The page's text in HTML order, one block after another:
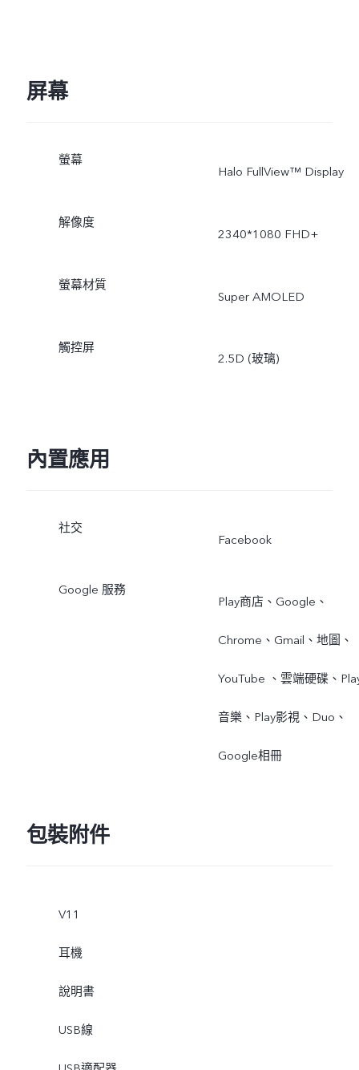
屏幕
螢幕
Halo FullView™ Display
解像度
2340*1080 FHD+
螢幕材質
Super AMOLED
觸控屏
2.5D (玻璃)
內置應用
社交
Facebook
Google 服務
Play商店、Google、
Chrome、Gmail、地圖、
YouTube 、雲端硬碟、
音樂、Play影視、Duo、
Google相冊
包裝附件
V11
耳機
說明書
USB線